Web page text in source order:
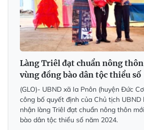
Làng Triêl đạt chuẩn nông
vùng đồng bào dân tộc thiểu số
(GLO)- UBND xã Ia Pnôn (huyện Đức
công bố quyết định của Chủ tịch UBND
nhận làng Triêl đạt chuẩn nông thôn
bào dân tộc thiểu số năm 2024.